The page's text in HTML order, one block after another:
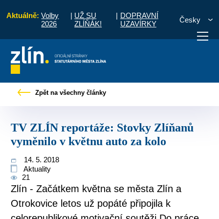
Aktuálně: Volby
2026
| UŽ SU
ZLÍŇÁK!
| DOPRAVNÍ
UZAVÍRKY
Česky
vyřídit Potřebuji zaplatit
Zpět na všechny články
TV ZLÍN reportáže: Stovky Zlíňanů
vyměnilo v květnu auto za kolo
14. 5. 2018
Aktuality
21
Zlín - Začátkem května se města Zlín a
Otrokovice letos už popáté připojila k